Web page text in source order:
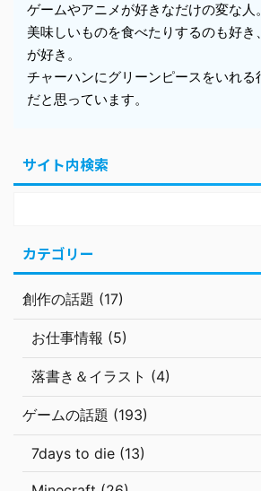
ゲームやアニメが好きなだけの変な人。
美味しいものを食べたりするのも好き
が好き。
チャーハンにグリーンピースをいれる
だと思っています。
サイト内検索
カテゴリー
創作の話題 (17)
お仕事情報 (5)
落書き＆イラスト (4)
ゲームの話題 (193)
7days to die (13)